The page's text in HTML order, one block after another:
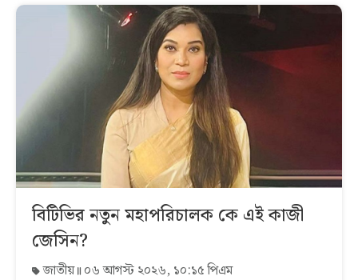
বিটিভির নতুন মহাপরিচালক কে এই কাজী
জেসিন?
জাতীয় ০৬ আগস্ট ২০২৬, ১০:১৫ পিএম